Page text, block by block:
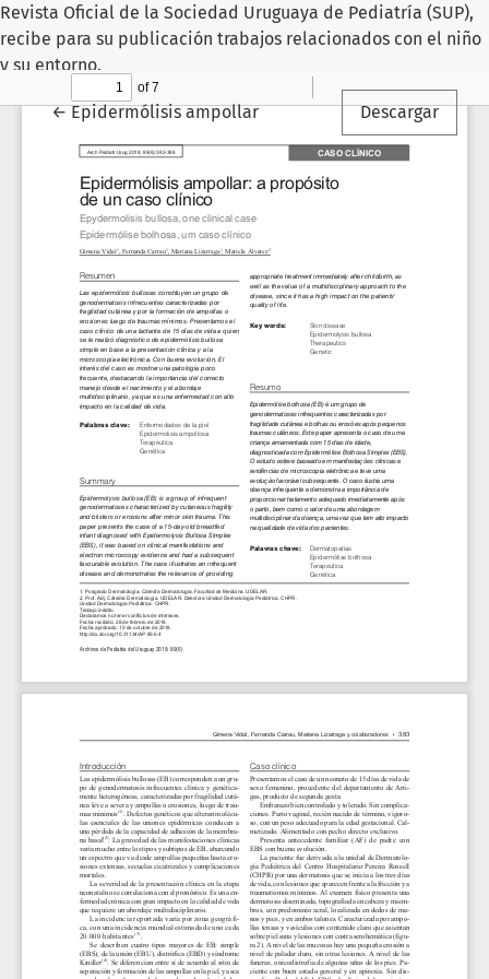
Revista Oficial de la Sociedad Uruguaya de Pediatría (SUP),
recibe para su publicación trabajos relacionados con el niño
y su entorno.
←Volver a los detalles del artículo
Epidermólisis ampollar Descargar